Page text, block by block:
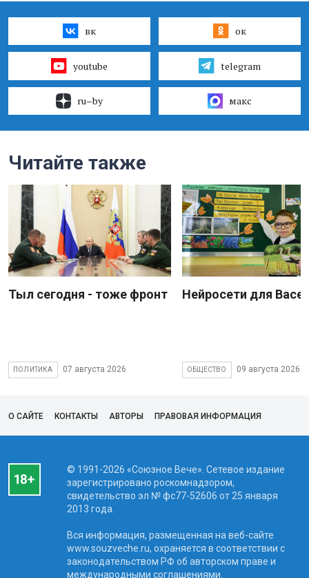
вк ок
youtube telegram
ru–by макс
Читайте также
Тыл сегодня - тоже фронт
ПОЛИТИКА 07 августа 2026
Нейросети для
ОБЩЕСТВО 09 августа 2026
О САЙТЕ КОНТАКТЫ АВТОРЫ ПРАВОВАЯ ИНФОРМАЦИЯ
© 1991-2026 «Союзное Вече». Сетевое издание
зарегистрировано роскомнадзором,
свидетельство эл № фc77-52606 от 25 января
2013 года.
Вся информация, размещенная на веб-сайте
www.souzveche.ru, охраняется в соответствии с
законодательством РФ об авторском праве и
международными соглашениями.